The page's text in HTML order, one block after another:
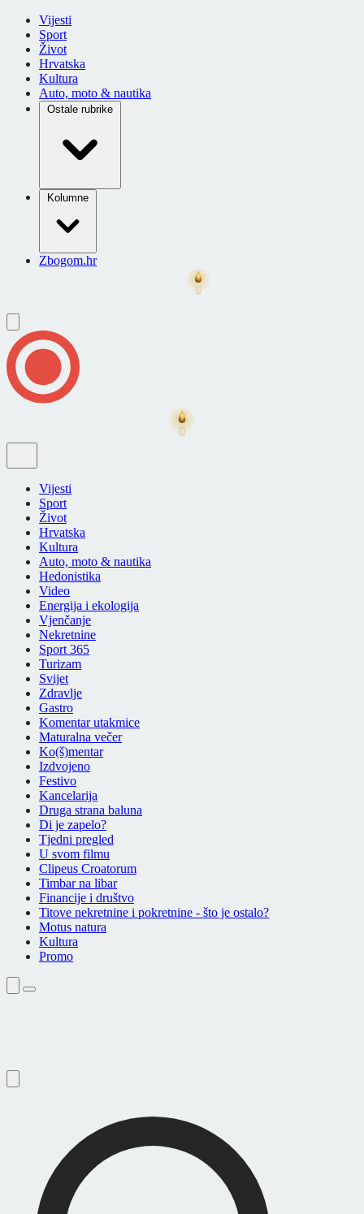
Vijesti
Sport
Život
Hrvatska
Kultura
Auto, moto & nautika
Ostale rubrike
Kolumne
Zbogom.hr
Vijesti
Sport
Život
Hrvatska
Kultura
Auto, moto & nautika
Hedonistika
Video
Energija i ekologija
Vjenčanje
Nekretnine
Sport 365
Turizam
Svijet
Zdravlje
Gastro
Komentar utakmice
Maturalna večer
Ko(š)mentar
Izdvojeno
Festivo
Kancelarija
Druga strana baluna
Di je zapelo?
Tjedni pregled
U svom filmu
Clipeus Croatorum
Timbar na libar
Financije i društvo
Titove nekretnine i pokretnine - što je ostalo?
Motus natura
Kultura
Promo